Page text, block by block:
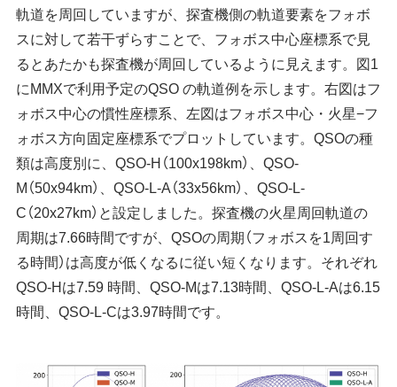
軌道を周回していますが、探査機側の軌道要素をフォボ
スに対して若干ずらすことで、フォボス中心座標系で見
るとあたかも探査機が周回しているように見えます。図1
にMMXで利用予定のQSO の軌道例を示します。右図はフ
ォボス中心の慣性座標系、左図はフォボス中心・火星−フ
ォボス方向固定座標系でプロットしています。QSOの種
類は高度別に、QSO-H（100x198km）、QSO-
M（50x94km）、QSO-L-A（33x56km）、QSO-L-
C（20x27km）と設定しました。探査機の火星周回軌道の
周期は7.66時間ですが、QSOの周期（フォボスを1周回す
る時間）は高度が低くなるに従い短くなります。それぞれ
QSO-Hは7.59 時間、QSO-Mは7.13時間、QSO-L-Aは6.15
時間、QSO-L-Cは3.97時間です。